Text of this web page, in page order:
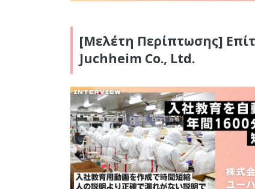
[Μελέτη Περίπτωσης]
Juchheim Co., Ltd.